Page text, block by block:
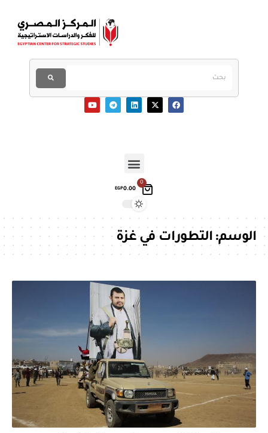
0
EGP0.00
الوسم:التطورات في غزة